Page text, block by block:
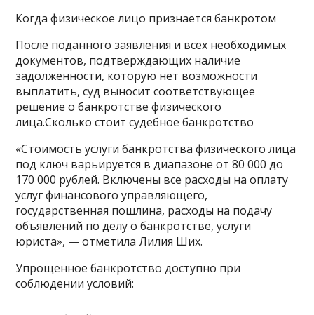
Когда физическое лицо признается банкротом
После поданного заявления и всех необходимых
документов, подтверждающих наличие
задолженности, которую нет возможности
выплатить, суд выносит соответствующее
решение о банкротстве физического
лица.Сколько стоит судебное банкротство
«Стоимость услуги банкротства физического лица
под ключ варьируется в диапазоне от 80 000 до
170 000 рублей. Включены все расходы на оплату
услуг финансового управляющего,
государственная пошлина, расходы на подачу
объявлений по делу о банкротстве, услуги
юриста», — отметила Лилия Ших.
Упрощенное банкротство доступно при
соблюдении условий: